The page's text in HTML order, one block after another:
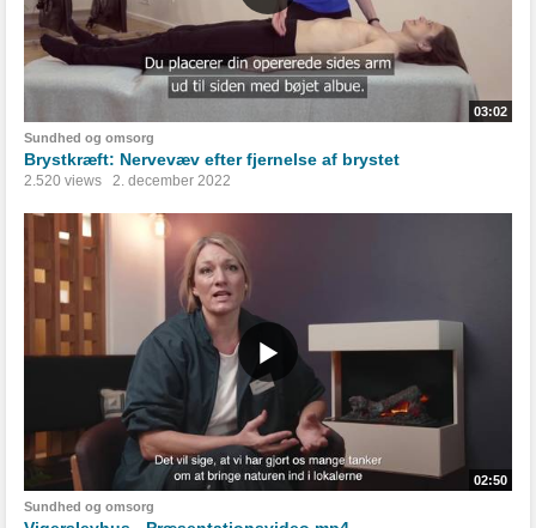
03:02
Sundhed og omsorg
Brystkræft: Nervevæv efter fjernelse af brystet
2.520 views 2. december 2022
02:50
Sundhed og omsorg